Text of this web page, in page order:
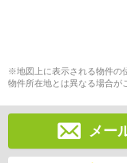
※地図上に表示される物件の
物件所在地とは異なる場合が
メー